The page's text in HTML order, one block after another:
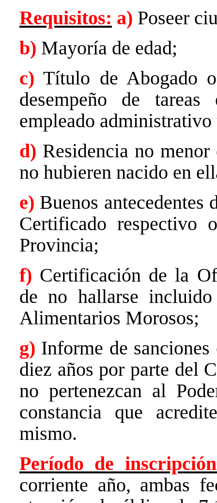
Requisitos: a) Poseer
b) Mayoría de edad;
c) Título de Abogado
desempeño de
empleado
d) Residencia no
no hubieren nacido en
e) Buenos antecedentes
Certificado respectivo
Provincia;
f) Certificación de la
de no hallarse
Alimentarios Morosos;
g) Informe de
diez años por parte del
no pertenezcan al
constancia que
mismo.
Período de
corriente año, ambas